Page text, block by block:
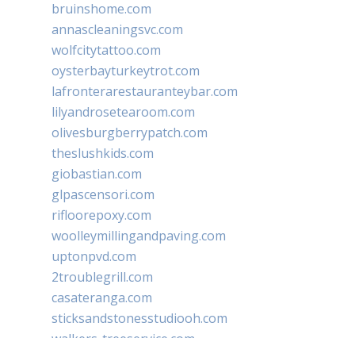
bruinshome.com
annascleaningsvc.com
wolfcitytattoo.com
oysterbayturkeytrot.com
lafronterarestauranteybar.com
lilyandrosetearoom.com
olivesburgberrypatch.com
theslushkids.com
giobastian.com
glpascensori.com
rifloorepoxy.com
woolleymillingandpaving.com
uptonpvd.com
2troublegrill.com
casateranga.com
sticksandstonesstudiooh.com